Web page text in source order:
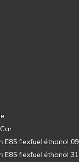
E85 flexfuel éthanol 09
E85 flexfuel éthanol 31